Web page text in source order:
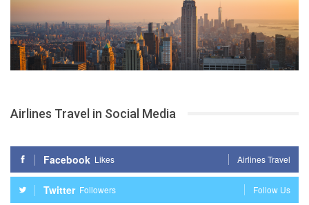
Airlines Travel in Social Media
Facebook Likes Airlines Travel
Twitter Followers Follow Us